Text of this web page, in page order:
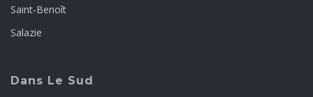
Saint-Benoît
Salazie
Dans Le Sud